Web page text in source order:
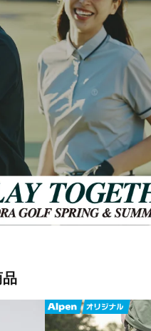
14％
品